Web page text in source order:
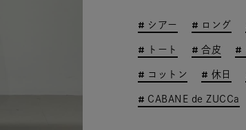
シアー ロング
トート 合皮
コットン 休日
CABANE de ZUCCa